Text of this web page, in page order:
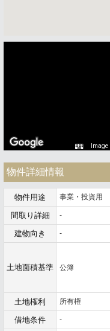
物件詳細情報
物件用途 事業・投資用
間取り詳細 -
建物向き -
土地面積基準 公簿
土地権利 所有権
借地条件 -